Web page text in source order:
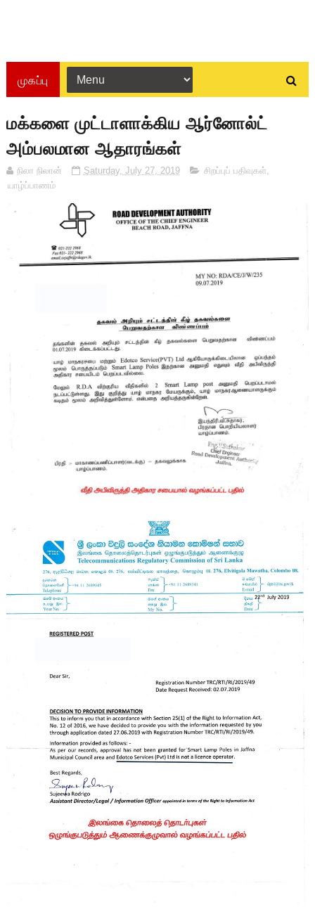
முகப்பு
மக்களை முட்டாளாக்கிய ஆர்னோல்ட்
அம்பலமான ஆதாரங்கள்
நிலா நிலான் Saturday, July 27, 2019 சிறப்புப் பதிவுகள்,
யாழ்ப்பாணம்